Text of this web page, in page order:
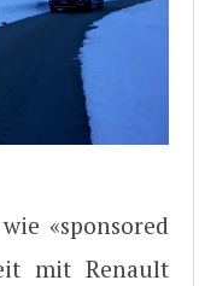
«sponsored
mit Renault